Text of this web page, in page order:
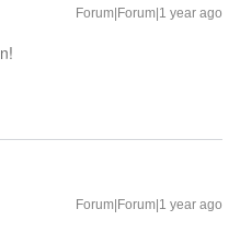
Forum|Forum|1 year ago
Forum|Forum|1 year ago